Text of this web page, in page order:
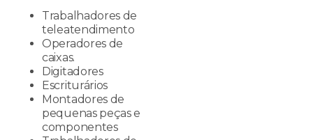
Trabalhadores de
teleatendimento
Operadores de
caixas.
Digitadores
Escriturários
Montadores de
pequenas peças e
componentes